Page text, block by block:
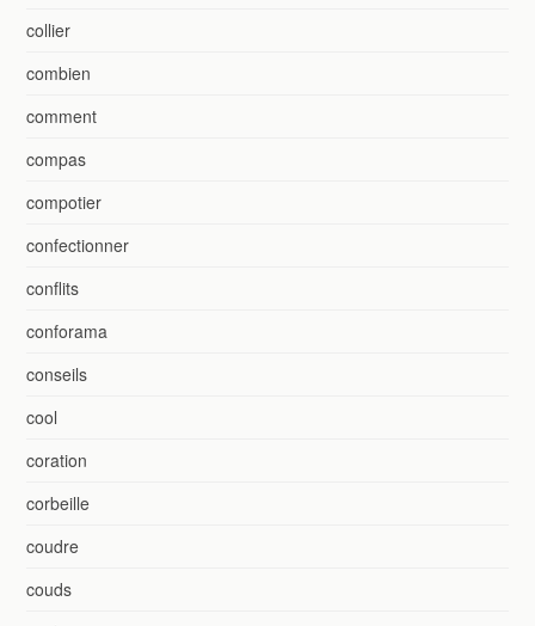
collier
combien
comment
compas
compotier
confectionner
conflits
conforama
conseils
cool
coration
corbeille
coudre
couds